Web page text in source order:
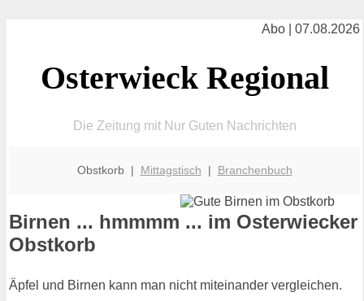
Abo | 07.08.2026
Osterwieck Regional
Die Zeitung mit Nur Guten Nachrichten
Obstkorb | Mittagstisch | Branchenbuch
Birnen ... hmmmm ... im Osterwiecker
Obstkorb
Äpfel und Birnen kann man nicht miteinander vergleichen.